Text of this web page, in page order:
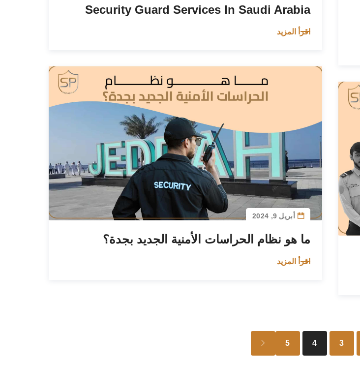
Security Guard Services In Saudi Arabia
اقرأ المزيد
أبريل 9, 2024
ما هو نظام الحراسات الأمنية الجديد بجدة؟
اقرأ المزيد
3
4
5